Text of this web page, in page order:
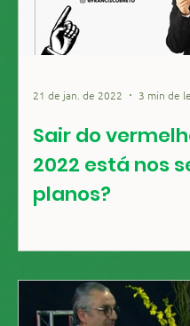
Sair do
2022 está nos
planos?
21 de jan. de 2022 3 min de